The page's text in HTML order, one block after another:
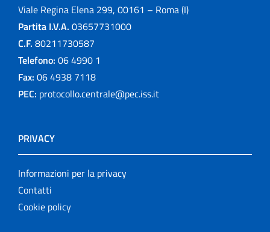
Viale Regina Elena 299, 00161 – Roma (I)
Partita I.V.A. 03657731000
C.F. 80211730587
Telefono: 06 4990 1
Fax: 06 4938 7118
PEC: protocollo.centrale@pec.iss.it
PRIVACY
Informazioni per la privacy
Contatti
Cookie policy